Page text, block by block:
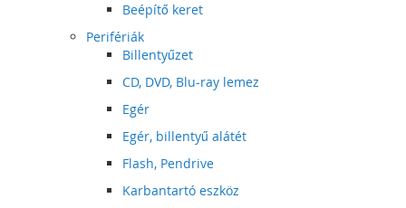
Beépítő keret
Perifériák
Billentyűzet
CD, DVD, Blu-ray lemez
Egér
Egér, billentyű alátét
Flash, Pendrive
Karbantartó eszköz